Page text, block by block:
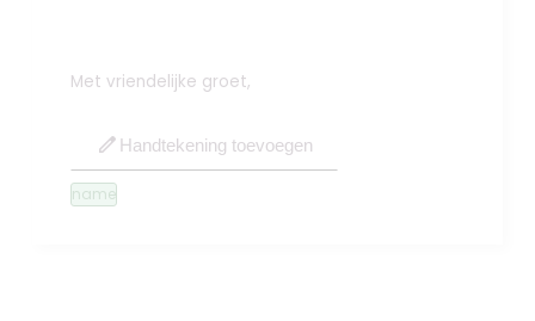
Met vriendelijke groet,
edit Handtekening toevoegen
name